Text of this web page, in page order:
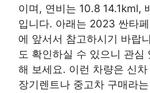
이며, 연비는 10.8 14.1kml,
입니다. 아래는 2023 싼타
에 앞서서 참고하시기 바랍
도 확인하실 수 있으니 관심
해 보세요. 이런 차량은 신
장기렌트나 중고차 구매라